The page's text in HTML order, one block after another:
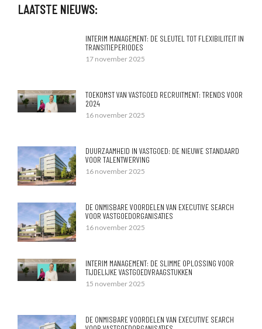
website
LAATSTE NIEUWS:
INTERIM MANAGEMENT: DE SLEUTEL TOT FLEXIBILITEIT IN
TRANSITIEPERIODES
17 november 2025
TOEKOMST VAN VASTGOED RECRUITMENT: TRENDS VOOR
2024
16 november 2025
DUURZAAMHEID IN VASTGOED: DE NIEUWE STANDAARD
VOOR TALENTWERVING
16 november 2025
DE ONMISBARE VOORDELEN VAN EXECUTIVE SEARCH
VOOR VASTGOEDORGANISATIES
16 november 2025
INTERIM MANAGEMENT: DE SLIMME OPLOSSING VOOR
TIJDELIJKE VASTGOEDVRAAGSTUKKEN
15 november 2025
DE ONMISBARE VOORDELEN VAN EXECUTIVE SEARCH